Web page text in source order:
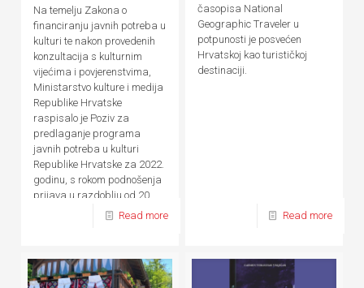
Na temelju Zakona o
financiranju javnih potreba u
kulturi te nakon provedenih
konzultacija s kulturnim
vijećima i povjerenstvima,
Ministarstvo kulture i medija
Republike Hrvatske
raspisalo je Poziv za
predlaganje programa
javnih potreba u kulturi
Republike Hrvatske za 2022.
godinu, s rokom podnošenja
prijava u razdoblju od 20.
rujna do 20. listopada 2021.
Read more
časopisa National
Geographic Traveler u
potpunosti je posvećen
Hrvatskoj kao turističkoj
destinaciji.
Read more